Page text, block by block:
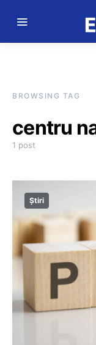
BROWSING TAG
centru
1 post
Știri